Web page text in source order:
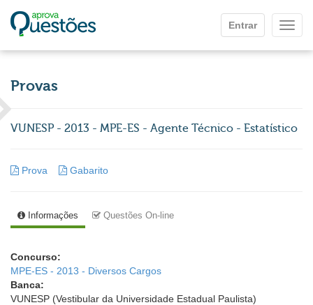
Entrar
Provas
VUNESP - 2013 - MPE-ES - Agente Técnico - Estatístico
Prova Gabarito
Informações Questões On-line
Concurso:
MPE-ES - 2013 - Diversos Cargos
Banca:
VUNESP (Vestibular da Universidade Estadual Paulista)